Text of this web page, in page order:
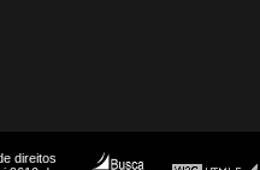
direitos